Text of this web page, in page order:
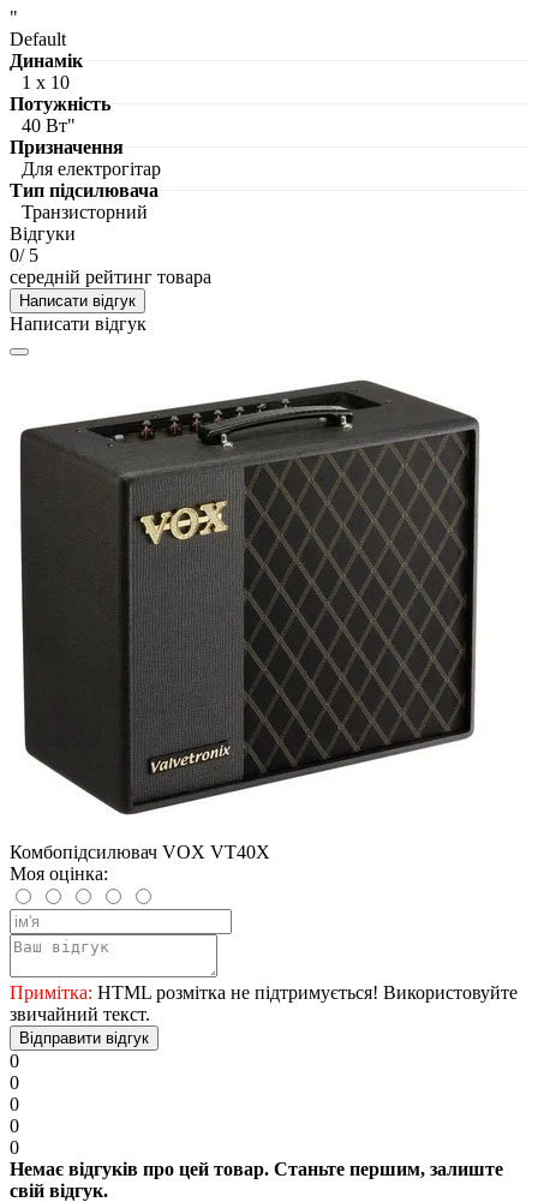
"
Default
Динамік
1 х 10
Потужність
40 Вт"
Призначення
Для електрогітар
Тип підсилювача
Транзисторний
Відгуки
0/ 5
середній рейтинг товара
Написати відгук
Написати відгук
Комбопідсилювач VOX VT40X
Моя оцінка:
Примітка: HTML розмітка не підтримується! Використовуйте
звичайний текст.
Відправити відгук
0
0
0
0
0
Немає відгуків про цей товар. Станьте першим, залиште
свій відгук.